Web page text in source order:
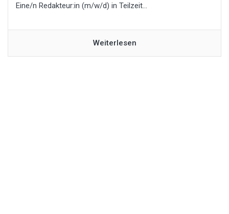
Eine/n Redakteur:in (m/w/d) in Teilzeit...
Weiterlesen